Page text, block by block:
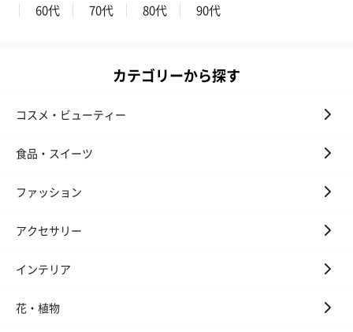
60代
70代 80代 90代
カテゴリーから探す
コスメ・ビューティー
食品・スイーツ
ファッション
アクセサリー
インテリア
花・植物